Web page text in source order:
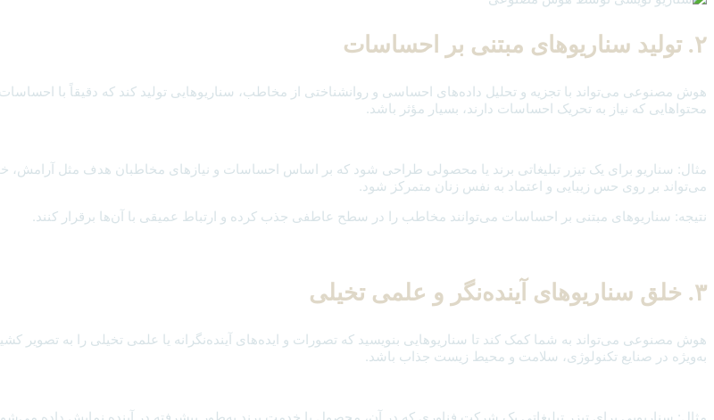
۲. تولید سناریوهای مبتنی بر احساسات
هوش مصنوعی می‌تواند با تجزیه و تحلیل داده‌های احساسی و روانشناختی از مخاطب، سناریوهایی تولید کند که دقیقاً با احساسات
محتواهایی که نیاز به تحریک احساسات دارند، بسیار مؤثر باشد.
مثال: سناریو برای یک تیزر تبلیغاتی برند یا محصولی طراحی شود که بر اساس احساسات و نیازهای مخاطبان هدف مثل آرامش،
می‌تواند بر روی حس زیبایی و اعتماد به نفس زنان متمرکز شود.
نتیجه: سناریوهای مبتنی بر احساسات می‌توانند مخاطب را در سطح عاطفی جذب کرده و ارتباط عمیقی با آن‌ها برقرار کنند.
۳. خلق سناریوهای آینده‌نگر و علمی تخیلی
هوش مصنوعی می‌تواند به شما کمک کند تا سناریوهایی بنویسید که تصورات و ایده‌های آینده‌نگرانه یا علمی تخیلی را به تصویر
به‌ویژه در صنایع تکنولوژی، سلامت و محیط زیست جذاب باشد.